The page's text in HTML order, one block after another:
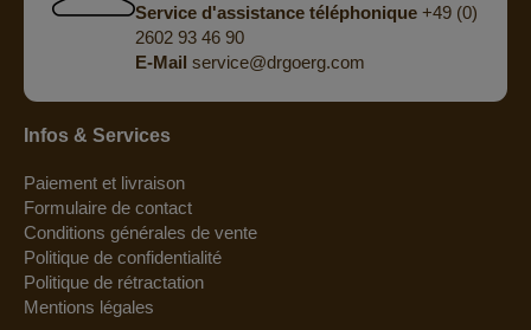
Service d'assistance téléphonique+49 (0)
2602 93 46 90
E-Mail service@drgoerg.com
Infos & Services
Paiement et livraison
Formulaire de contact
Conditions générales de vente
Politique de confidentialité
Politique de rétractation
Mentions légales